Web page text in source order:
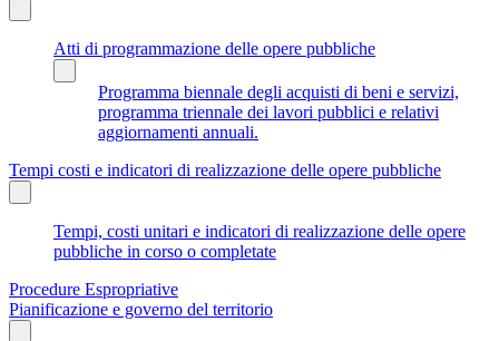
Atti di programmazione delle opere pubbliche
Programma biennale degli acquisti di beni e servizi,
programma triennale dei lavori pubblici e relativi
aggiornamenti annuali.
Tempi costi e indicatori di realizzazione delle opere pubbliche
Tempi, costi unitari e indicatori di realizzazione delle opere
pubbliche in corso o completate
Procedure Espropriative
Pianificazione e governo del territorio